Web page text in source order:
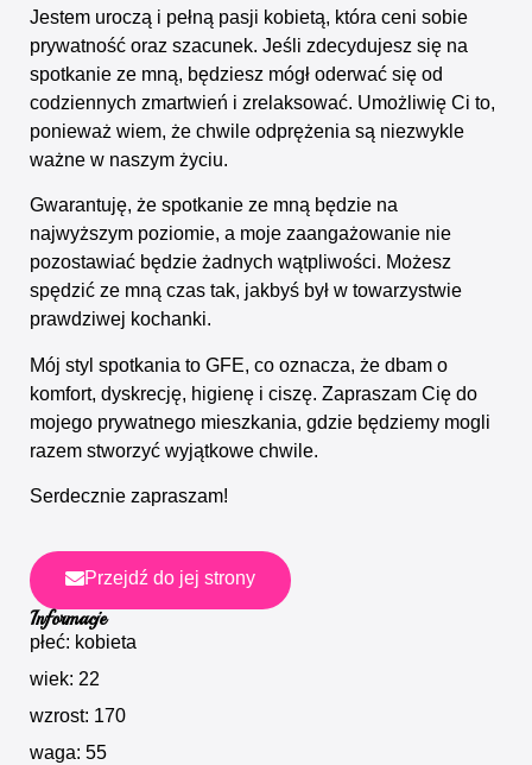
Jestem uroczą i pełną pasji kobietą, która ceni sobie
prywatność oraz szacunek. Jeśli zdecydujesz się na
spotkanie ze mną, będziesz mógł oderwać się od
codziennych zmartwień i zrelaksować. Umożliwię Ci to,
ponieważ wiem, że chwile odprężenia są niezwykle
ważne w naszym życiu.
Gwarantuję, że spotkanie ze mną będzie na
najwyższym poziomie, a moje zaangażowanie nie
pozostawiać będzie żadnych wątpliwości. Możesz
spędzić ze mną czas tak, jakbyś był w towarzystwie
prawdziwej kochanki.
Mój styl spotkania to GFE, co oznacza, że dbam o
komfort, dyskrecję, higienę i ciszę. Zapraszam Cię do
mojego prywatnego mieszkania, gdzie będziemy mogli
razem stworzyć wyjątkowe chwile.
Serdecznie zapraszam!
Przejdź do jej strony
Informacje
płeć: kobieta
wiek: 22
wzrost: 170
waga: 55